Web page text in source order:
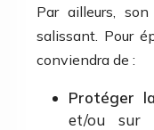
Par ailleurs,
salissant. Pour
conviendra de :
Protéger
et/ou sur